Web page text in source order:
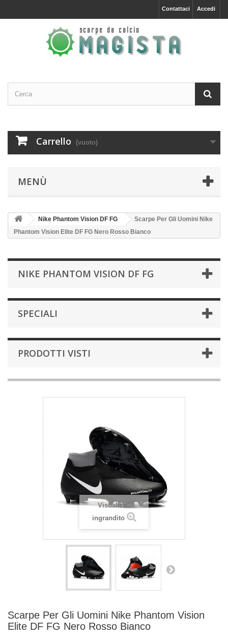
Accedi
Contattaci
Carrello (vuoto)
MENÙ
Nike Phantom Vision DF FG
Scarpe Per Gli Uomini Nike
Phantom Vision Elite DF FG Nero Rosso Bianco
NIKE PHANTOM VISION DF FG
SPECIALI
PRODOTTI VISTI
Visualizza
ingrandito
Scarpe Per Gli Uomini Nike Phantom Vision
Elite DF FG Nero Rosso Bianco